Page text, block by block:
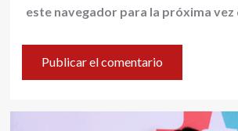
este navegador para la próxima vez